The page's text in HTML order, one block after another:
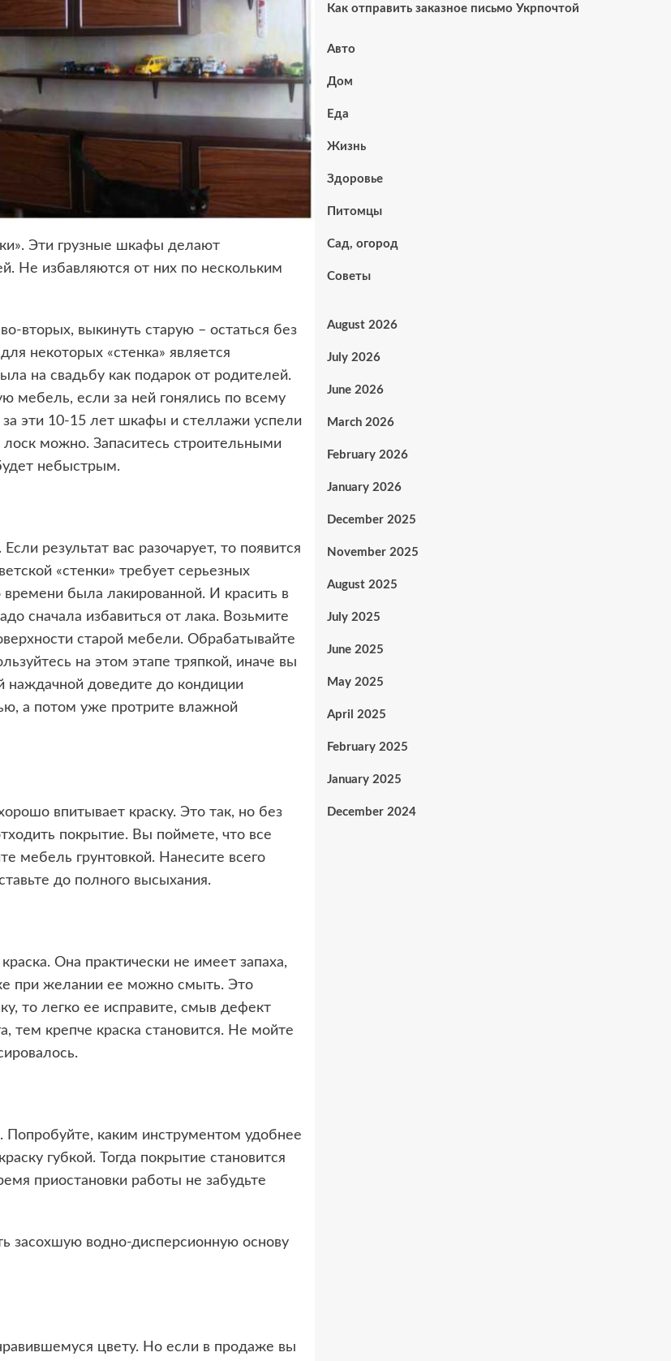
Эти грузные шкафы делают
Не избавляются от них по нескольким
вторых, выкинуть старую – остаться без
некоторых «стенка» является
на свадьбу как подарок от родителей.
мебель, если за ней гонялись по всему
эти 10-15 лет шкафы и стеллажи успели
можно. Запаситесь строительными
небыстрым.
результат вас разочарует, то появится
«стенки» требует серьезных
была лакированной. И красить в
сначала избавиться от лака. Возьмите
старой мебели. Обрабатывайте
на этом этапе тряпкой, иначе вы
наждачной доведите до кондиции
а потом уже протрите влажной
впитывает краску. Это так, но без
покрытие. Вы поймете, что все
мебель грунтовкой. Нанесите всего
до полного высыхания.
Она практически не имеет запаха,
при желании ее можно смыть. Это
то легко ее исправите, смыв дефект
тем крепче краска становится. Не мойте
Попробуйте, каким инструментом удобнее
губкой. Тогда покрытие становится
приостановки работы не забудьте
засохшую водно-дисперсионную основу
цвету. Но если в продаже вы
Как отправить заказное письмо Укрпочтой
Авто
Дом
Еда
Жизнь
Здоровье
Питомцы
Сад, огород
Советы
August 2026
July 2026
June 2026
March 2026
February 2026
January 2026
December 2025
November 2025
August 2025
July 2025
June 2025
May 2025
April 2025
February 2025
January 2025
December 2024